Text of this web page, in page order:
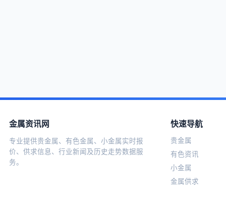
金属资讯网
专业提供贵金属、有色金属、小金属实时报
价、供求信息、行业新闻及历史走势数据服
务。
快速导航
贵金属
有色资讯
小金属
金属供求